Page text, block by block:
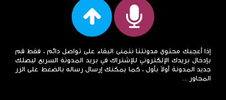
إذا أعجبك محتوى مدونتنا نتمنى البقاء على تواصل دائم ، فقط قم
بإدخال بريدك الإلكتروني للإشتراك في بريد المدونة السريع ليصلك
جديد المدونة أولاً بأول ، كما يمكنك إرسال رساله بالضغط على الزر
المجاور ...